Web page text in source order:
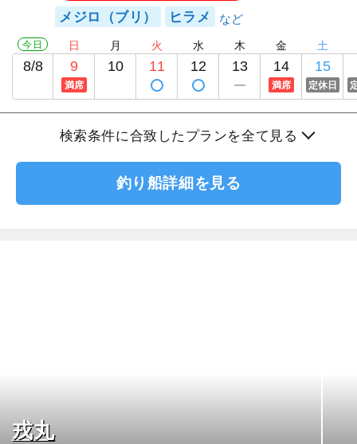
メジロ（ブリ） ヒラメ
今日
8/8
日
9
満席
月
10
火
11
水
12
木
13
金
14
満席
土
15
定休日
検索条件に合致したプランを全て見る
釣り船詳細を見る
戎丸